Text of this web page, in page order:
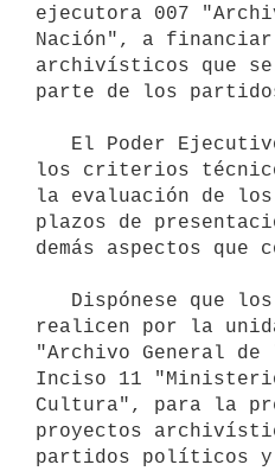
ejecutora 007
Nación", a
archivísticos que se
parte de los
los criterios
la evaluación de
plazos de
demás aspectos que
realicen por la
"Archivo General
Inciso 11
Cultura", para la
proyectos
partidos políticos y